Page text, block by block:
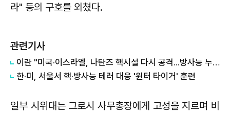
라" 등의 구호를 외쳤다.
관련기사
이란 "미국·이스라엘, 나탄즈 핵시설 다시 공격...방사능 누출 없다"
한·미, 서울서 핵·방사능 테러 대응 '윈터 타이거' 훈련
일부 시위대는 그로시 사무총장에게 고성을 지르며 비